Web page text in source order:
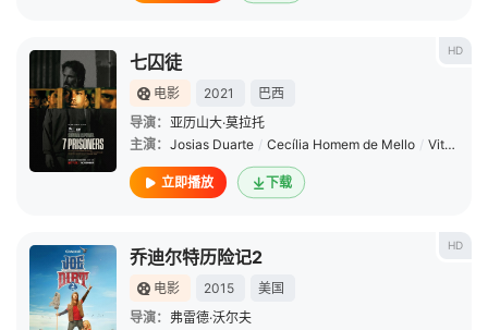
HD
七囚徒
电影 2021
巴西
导演： 亚历山大·莫拉托
主演： Josias Duarte / Cecília Homem de Mello / Vitor Julian
立即播放 下载
HD
乔迪尔特历险记2
电影 2015
美国
导演： 弗雷德·沃尔夫